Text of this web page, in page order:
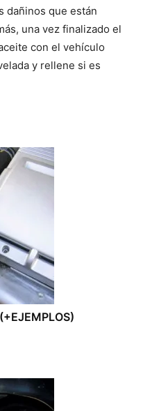
dañinos que están
una vez finalizado el
con el vehículo
y rellene si es